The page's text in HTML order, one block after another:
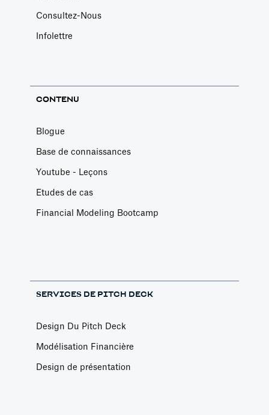
Consultez-Nous
Infolettre
CONTENU
Blogue
Base de connaissances
Youtube - Leçons
Etudes de cas
Financial Modeling Bootcamp
SERVICES DE PITCH DECK
Design Du Pitch Deck
Modélisation Financière
Design de présentation